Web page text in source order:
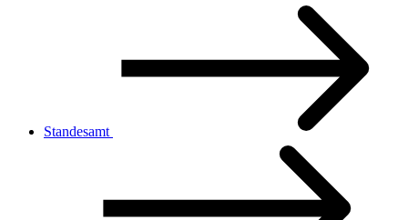
Standesamt